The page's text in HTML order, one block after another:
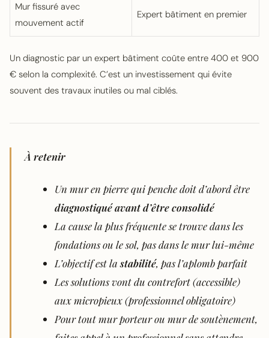
Mur fissuré avec
mouvement actif
Expert bâtiment en premier
Un diagnostic par un expert bâtiment coûte entre 400 et 900
€ selon la complexité. C’est un investissement qui évite
souvent des travaux inutiles ou mal ciblés.
À retenir
Un mur en pierre qui penche doit d’abord être
diagnostiqué avant d’être consolidé
La cause la plus fréquente se trouve dans les
fondations ou le sol, pas dans le mur lui-même
L’objectif est lastabilité, pas l’aplomb parfait
Les solutions vont du contrefort (accessible)
aux micropieux (professionnel obligatoire)
Pour tout mur porteur ou mur de soutènement,